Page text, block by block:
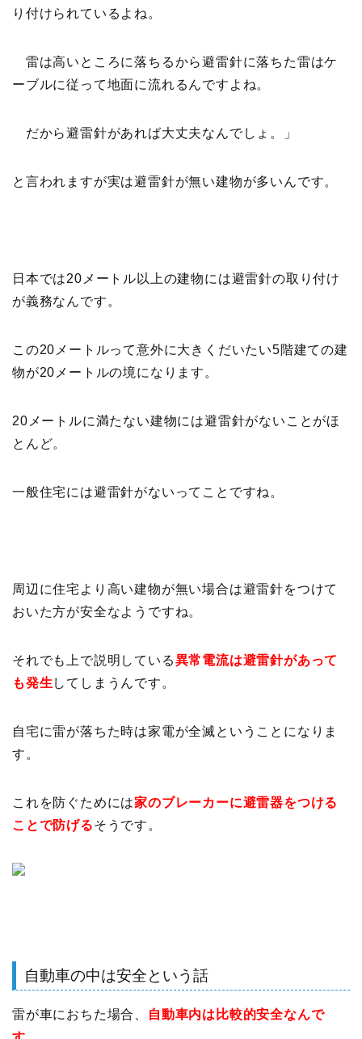
り付けられているよね。
雷は高いところに落ちるから避雷針に落ちた雷はケ
ーブルに従って地面に流れるんですよね。
だから避雷針があれば大丈夫なんでしょ。」
と言われますが実は避雷針が無い建物が多いんです。
日本では20メートル以上の建物には避雷針の取り付け
が義務なんです。
この20メートルって意外に大きくだいたい5階建ての建
物が20メートルの境になります。
20メートルに満たない建物には避雷針がないことがほ
とんど。
一般住宅には避雷針がないってことですね。
周辺に住宅より高い建物が無い場合は避雷針をつけて
おいた方が安全なようですね。
それでも上で説明している異常電流は避雷針があって
も発生 してしまうんです。
自宅に雷が落ちた時は家電が全滅ということになりま
す。
これを防ぐためには家のブレーカーに避雷器をつける
ことで防げるそうです。
自動車の中は安全という話
雷が車におちた場合、
自動車内は比較的安全なんで